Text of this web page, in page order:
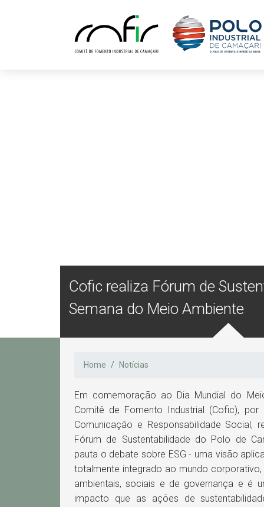
Cofic realiza Fórum de
Semana do Meio Ambiente
Home Notícias
Em comemoração ao Dia Mundial do
Comitê de Fomento Industrial (Cofic),
Comunicação e Responsabilidade Social,
Fórum de Sustentabilidade do Polo de
pauta o debate sobre ESG - uma visão
totalmente integrado ao mundo
ambientais, sociais e de governança e é
impacto que as ações de